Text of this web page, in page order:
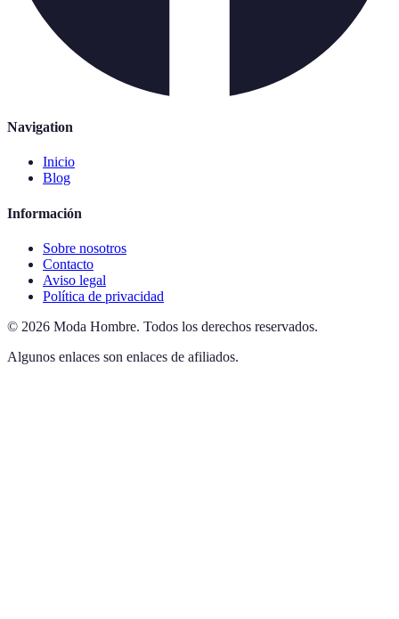
Navigation
Inicio
Blog
Información
Sobre nosotros
Contacto
Aviso legal
Política de privacidad
© 2026 Moda Hombre. Todos los derechos reservados.
Algunos enlaces son enlaces de afiliados.